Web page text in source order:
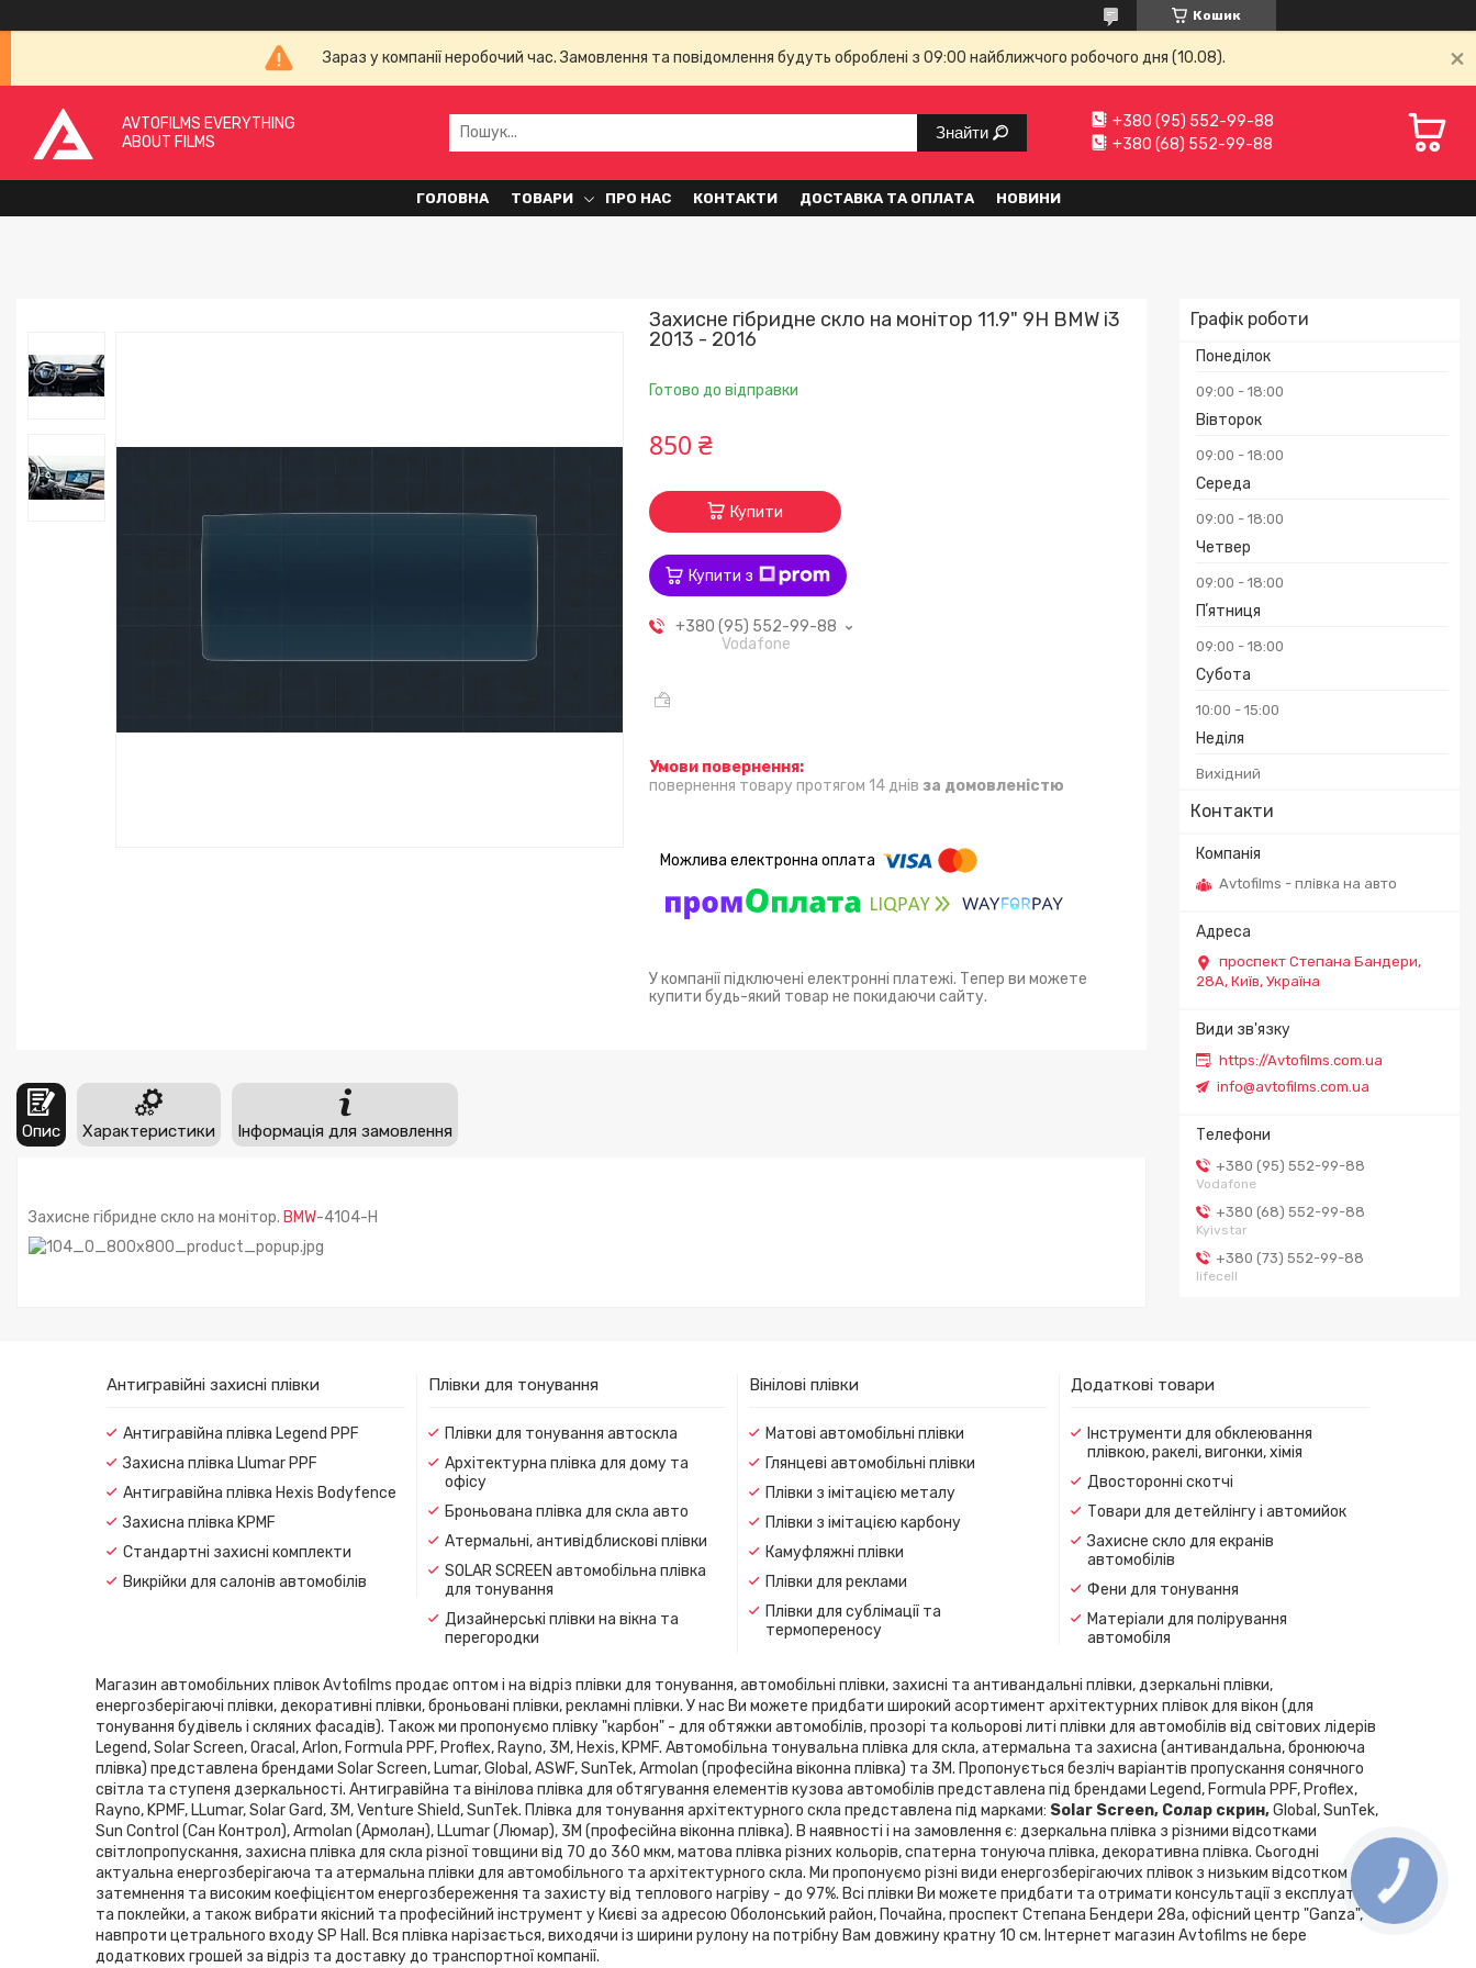
Кошик
Зараз у компанії неробочий час. Замовлення та повідомлення будуть оброблені з 09:00 найближчого робочого дня (10.08).
AVTOFILMS EVERYTHING
ABOUT FILMS
Знайти
+380 (95) 552-99-88
+380 (68) 552-99-88
ГОЛОВНА ТОВАРИ ПРО НАС КОНТАКТИ ДОСТАВКА ТА ОПЛАТА НОВИНИ
Графік роботи
Понеділок
09:00 18:00
Вівторок
09:00 18:00
Середа
09:00 18:00
Четвер
09:00 18:00
Пʼятниця
09:00 18:00
Субота
10:00 15:00
Неділя
Вихідний
Контакти
Avtofilms - плівка на авто
проспект Степана Бандери,
28А, Київ, Україна
https://Avtofilms.com.ua
info@avtofilms.com.ua
+380 (95) 552-99-88
Vodafone
+380 (68) 552-99-88
Kyivstar
+380 (73) 552-99-88
lifecell
Захисне гібридне скло на монітор 11.9" 9H BMW i3
2013 - 2016
Готово до відправки
850 ₴
Купити
Купити з
+380 (95) 552-99-88
Vodafone
повернення товару протягом 14 днів за домовленістю
У компанії підключені електронні платежі. Тепер ви можете
купити будь-який товар не покидаючи сайту.
Опис Характеристики Інформація для замовлення
Захисне гібридне скло на монітор. BMW-4104-H
Антигравійні захисні плівки
Антигравійна плівка Legend PPF
Захисна плівка Llumar PPF
Антигравійна плівка Hexis Bodyfence
Захисна плівка KPMF
Стандартні захисні комплекти
Викрійки для салонів автомобілів
Плівки для тонування
Плівки для тонування автоскла
Архітектурна плівка для дому та
офісу
Броньована плівка для скла авто
Атермальні, антивідблискові плівки
SOLAR SCREEN автомобільна плівка
для тонування
Дизайнерські плівки на вікна та
перегородки
Вінілові плівки
Матові автомобільні плівки
Глянцеві автомобільні плівки
Плівки з імітацією металу
Плівки з імітацією карбону
Камуфляжні плівки
Плівки для реклами
Плівки для сублімації та
термопереносу
Додаткові товари
Інструменти для обклеювання
плівкою, ракелі, вигонки, хімія
Двосторонні скотчі
Товари для детейлінгу і автомийок
Захисне скло для екранів
автомобілів
Фени для тонування
Матеріали для полірування
автомобіля
Магазин автомобільних плівок Avtofilms продає оптом і на відріз плівки для тонування, автомобільні плівки, захисні та антивандальні плівки, дзеркальні плівки,
енергозберігаючі плівки, декоративні плівки, броньовані плівки, рекламні плівки. У нас Ви можете придбати широкий асортимент архітектурних плівок для вікон (для
тонування будівель і скляних фасадів). Також ми пропонуємо плівку "карбон" - для обтяжки автомобілів, прозорі та кольорові литі плівки для автомобілів від світових лідерів
Legend, Solar Screen, Oracal, Arlon, Formula PPF, Proflex, Rayno, 3М, Hexis, KPMF. Автомобільна тонувальна плівка для скла, атермальна та захисна (антивандальна, бронююча
плівка) представлена ​​брендами Solar Screen, Lumar, Global, ASWF, SunTek, Armolan (професійна віконна плівка) та 3М. Пропонується безліч варіантів пропускання сонячного
світла та ступеня дзеркальності. Антигравійна та вінілова плівка для обтягування елементів кузова автомобілів представлена ​​під брендами Legend, Formula PPF, Proflex,
Rayno, KPMF, LLumar, Solar Gard, 3M, Venture Shield, SunTek. Плівка для тонування архітектурного скла представлена ​​під марками: Solar Screen, Cолар скрин,Global, SunTek,
Sun Control (Сан Контрол), Armolan (Армолан), LLumar (Люмар), 3М (професійна віконна плівка). В наявності і на замовлення є: дзеркальна плівка з різними відсотками
світлопропускання, захисна плівка для скла різної товщини від 70 до 360 мкм, матова плівка різних кольорів, спатерна тонуюча плівка, декоративна плівка. Сьогодні
актуальна енергозберігаюча та атермальна плівки для автомобільного та архітектурного скла. Ми пропонуємо різні види енергозберігаючих плівок з низьким відсотком
затемнення та високим коефіцієнтом енергозбереження та захисту від теплового нагріву - до 97%. Всі плівки Ви можете придбати та отримати консультації з експлуатації
та поклейки, а також вибрати якісний та професійний інструмент у Києві за адресою Оболонський район, Почайна, проспект Степана Бендери 28а, офісний центр "Ganza",
навпроти цетрального входу SP Hаll. Вся плівка нарізається, виходячи із ширини рулону на потрібну Вам довжину кратну 10 см. Інтернет магазин Avtofilms не бере
додаткових грошей за відріз та доставку до транспортної компанії.
КНОПКА
ЗВ'ЯЗКУ